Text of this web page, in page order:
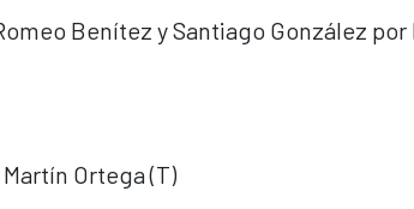
Benítez y Santiago González por
Ortega (T)